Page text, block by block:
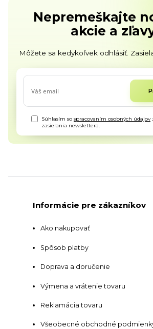
Nepremeškajte
akcie a
Môžete sa kedykoľvek odhlásiť.
Súhlasím sospracovaním osobných údajov
zasielania newslettera.
Informácie pre zákazníkov
Ako nakupovať
Spôsob platby
Doprava a doručenie
Výmena a vrátenie tovaru
Reklamácia tovaru
Všeobecné obchodné